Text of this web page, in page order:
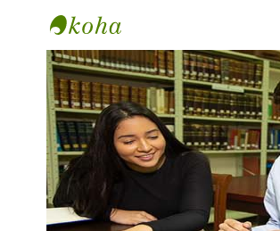
Biblioteca Universidad